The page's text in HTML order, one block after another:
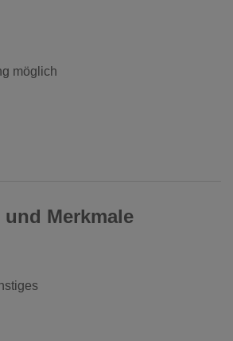
möglich
Merkmale